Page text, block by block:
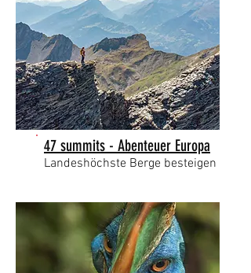
47 summits - Abenteuer Europa
Landeshöchste Berge besteigen